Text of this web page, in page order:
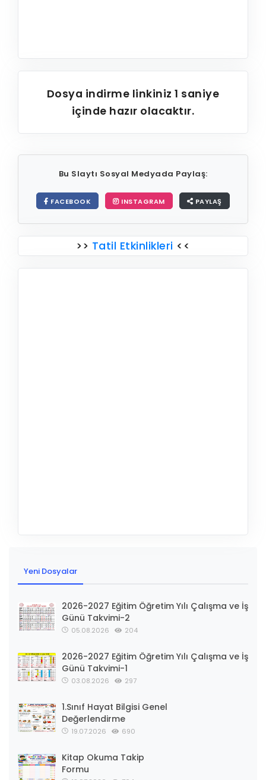
Dosya indirme linkiniz1 saniye
içinde hazır olacaktır.
Bu Slaytı Sosyal Medyada Paylaş:
FACEBOOK INSTAGRAM PAYLAŞ
>> Tatil Etkinlikleri <<
Yeni Dosyalar
2026-2027 Eğitim Öğretim Yılı Çalışma ve İş
Günü Takvimi-2
05.08.2026 204
2026-2027 Eğitim Öğretim Yılı Çalışma ve İş
Günü Takvimi-1
03.08.2026 297
1.Sınıf Hayat Bilgisi Genel
Değerlendirme
19.07.2026 690
Kitap Okuma Takip
Formu